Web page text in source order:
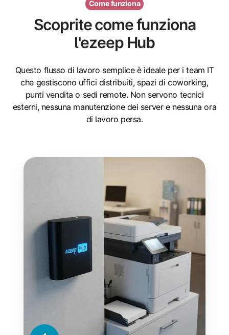
Come funziona
Scoprite come funziona
l'ezeep Hub
Questo flusso di lavoro semplice è ideale per i team IT
che gestiscono uffici distribuiti, spazi di coworking,
punti vendita o sedi remote. Non servono tecnici
esterni, nessuna manutenzione dei server e nessuna ora
di lavoro persa.